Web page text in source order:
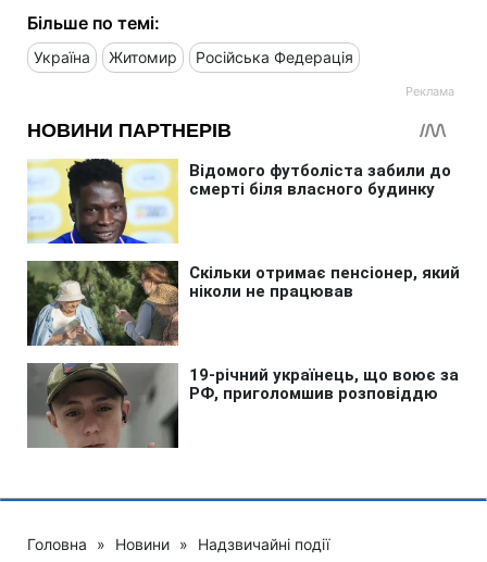
Більше по темі:
Україна Житомир Російська Федерація
Головна » Новини » Надзвичайні події